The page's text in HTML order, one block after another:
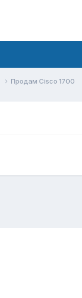
Продам Cisco 1700